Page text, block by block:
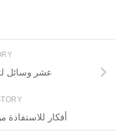
عشر وسائل
أفكار للاستفادة